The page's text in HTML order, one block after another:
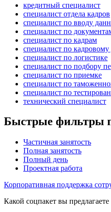
кредитный специалист
специалист отдела кадров
специалист по вводу
специалист по
специалист по кадрам
специалист по кадровому
специалист по логистике
специалист по подбору
специалист по приемке
специалист по
специалист по
технический специалист
Быстрые фильтры
Частичная занятость
Полная занятость
Полный день
Проектная работа
Корпоративная поддержка
Какой соцпакет вы